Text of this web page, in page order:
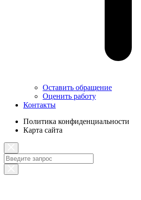
Оставить обращение
Оценить работу
Контакты
Политика конфиденциальности
Карта сайта